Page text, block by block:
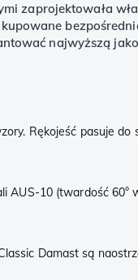
zaprojektowała
najwyższą
Rękojeść pasuje
10 (twardość
Damast są